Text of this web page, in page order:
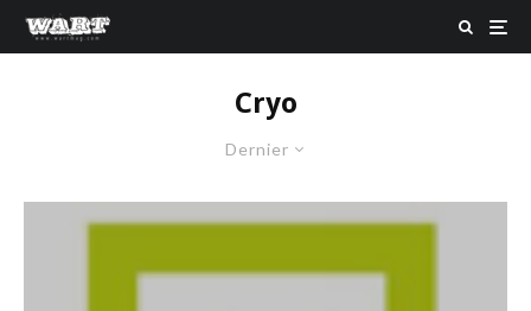
Cryo
Dernier